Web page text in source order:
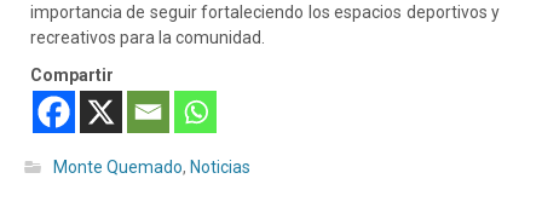
importancia de seguir fortaleciendo los espacios deportivos y
recreativos para la comunidad.
Compartir
Monte Quemado, Noticias